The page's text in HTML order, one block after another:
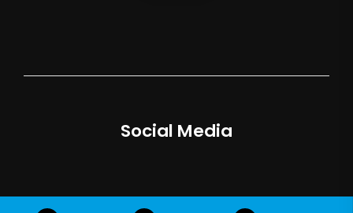
Social Media